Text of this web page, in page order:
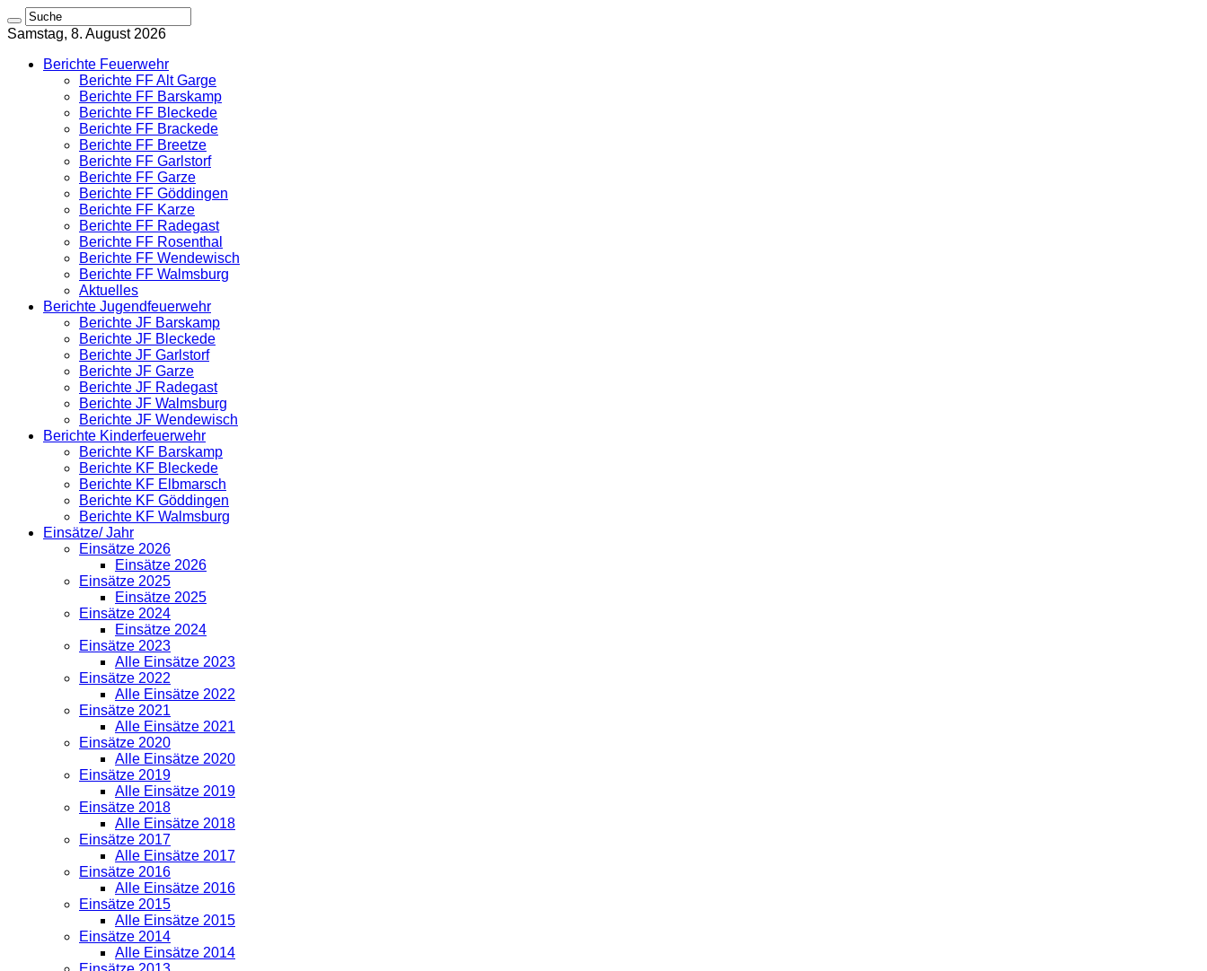
Samstag, 8. August 2026
Berichte Feuerwehr
Berichte FF Alt Garge
Berichte FF Barskamp
Berichte FF Bleckede
Berichte FF Brackede
Berichte FF Breetze
Berichte FF Garlstorf
Berichte FF Garze
Berichte FF Göddingen
Berichte FF Karze
Berichte FF Radegast
Berichte FF Rosenthal
Berichte FF Wendewisch
Berichte FF Walmsburg
Aktuelles
Berichte Jugendfeuerwehr
Berichte JF Barskamp
Berichte JF Bleckede
Berichte JF Garlstorf
Berichte JF Garze
Berichte JF Radegast
Berichte JF Walmsburg
Berichte JF Wendewisch
Berichte Kinderfeuerwehr
Berichte KF Barskamp
Berichte KF Bleckede
Berichte KF Elbmarsch
Berichte KF Göddingen
Berichte KF Walmsburg
Einsätze/ Jahr
Einsätze 2026
Einsätze 2026
Einsätze 2025
Einsätze 2025
Einsätze 2024
Einsätze 2024
Einsätze 2023
Alle Einsätze 2023
Einsätze 2022
Alle Einsätze 2022
Einsätze 2021
Alle Einsätze 2021
Einsätze 2020
Alle Einsätze 2020
Einsätze 2019
Alle Einsätze 2019
Einsätze 2018
Alle Einsätze 2018
Einsätze 2017
Alle Einsätze 2017
Einsätze 2016
Alle Einsätze 2016
Einsätze 2015
Alle Einsätze 2015
Einsätze 2014
Alle Einsätze 2014